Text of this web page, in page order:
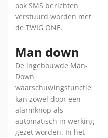
ook SMS berichten
verstuurd worden met
de TWIG ONE.
Man down
De ingebouwde Man-
Down
waarschuwingsfunctie
kan zowel door een
alarmknop als
automatisch in werking
gezet worden. In het